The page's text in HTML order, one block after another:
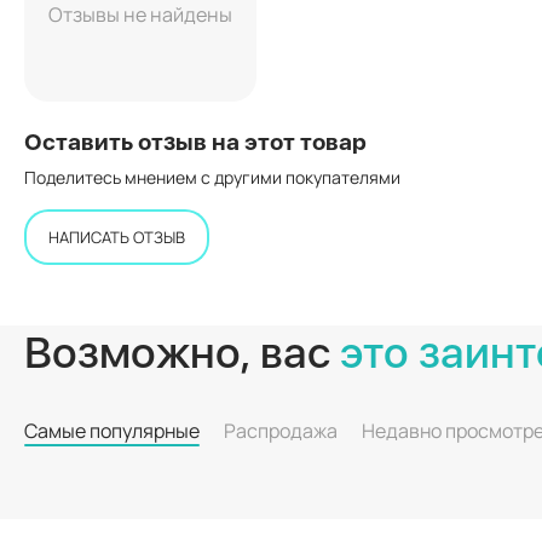
Отзывы не найдены
Оставить отзыв на этот товар
Поделитесь мнением с другими покупателями
НАПИСАТЬ ОТЗЫВ
Возможно, вас это
Самые популярные Распродажа Недавно